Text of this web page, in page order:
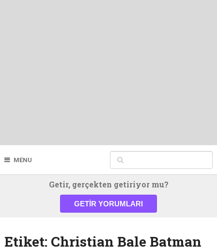
MENU
Getir, gerçekten getiriyor mu?
GETIR YORUMLARI
Etiket: Christian Bale Batman